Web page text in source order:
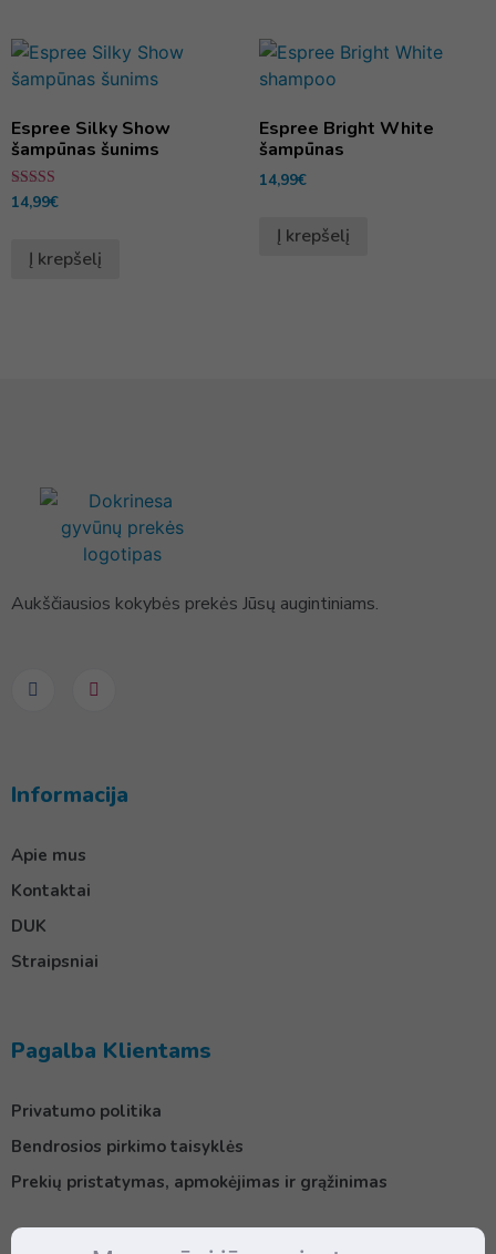
Espree Silky Show
šampūnas šunims
Įvertinimas:
5.00
14,99€
Į krepšelį
Espree Bright White
šampūnas
14,99€
Į krepšelį
Aukščiausios kokybės prekės Jūsų augintiniams.
Informacija
Apie mus
Kontaktai
DUK
Straipsniai
Pagalba Klientams
Privatumo politika
Bendrosios pirkimo taisyklės
Prekių pristatymas, apmokėjimas ir grąžinimas